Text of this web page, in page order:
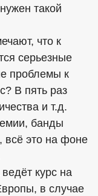
такой
что к
серьезные
проблемы к
В пять раз
и т.д.
банды
всё это на фоне
курс на
в случае